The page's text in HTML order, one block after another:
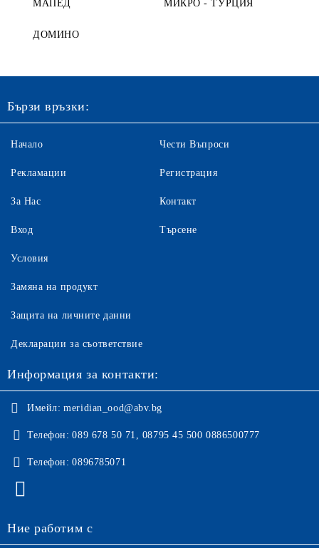
МАПЕД МИКРО - ТУРЦИЯ
ДОМИНО
Бързи връзки:
Начало
Рекламации
За Нас
Вход
Чести Въпроси
Регистрация
Контакт
Търсене
Условия
Замяна на продукт
Защита на личните данни
Декларации за съответствие
Информация за контакти:
Имейл: meridian_ood@abv.bg
Телефон: 089 678 50 71, 08795 45 500 0886500777
Телефон: 0896785071
Ние работим с